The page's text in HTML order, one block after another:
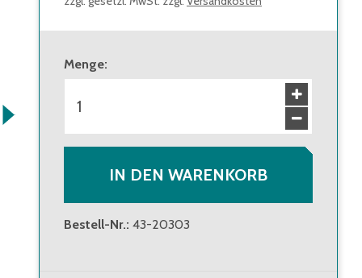
Menge:
IN DEN WARENKORB
Bestell-Nr.: 43-20303